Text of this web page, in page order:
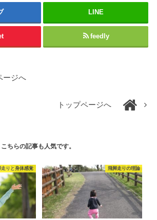
LINE
feedly
ージへ
トップページへ
こちらの記事も人気です。
走りと身体感覚 飛脚走りの理論